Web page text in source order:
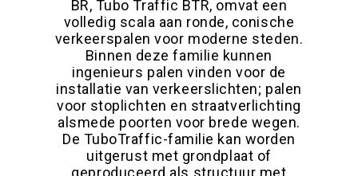
BR, Tubo Traffic BTR, omvat een
volledig scala aan ronde, conische
verkeerspalen voor moderne steden.
Binnen deze familie kunnen
ingenieurs palen vinden voor de
installatie van verkeerslichten; palen
voor stoplichten en straatverlichting
alsmede poorten voor brede wegen.
De TuboTraffic-familie kan worden
uitgerust met grondplaat of
geproduceerd als structuur met